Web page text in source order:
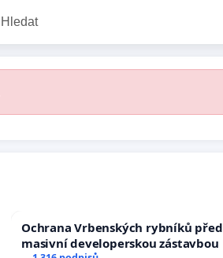
Hledat
Ochrana Vrbenských rybníků před
masivní developerskou zástavbou